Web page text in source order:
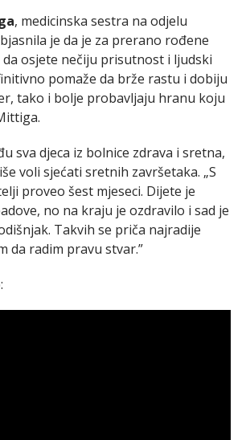
, medicinska sestra na odjelu
je da je za prerano rođene
osjete nečiju prisutnost i ljudski
pomaže da brže rastu i dobiju
tako i bolje probavljaju hranu koju
sva djeca iz bolnice zdrava i sretna,
voli sjećati sretnih završetaka. „S
proveo šest mjeseci. Dijete je
no na kraju je ozdravilo i sad je
Takvih se priča najradije
da radim pravu stvar.”